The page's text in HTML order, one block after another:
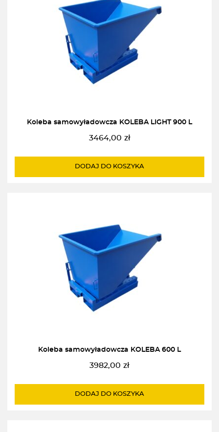
Koleba samowyładowcza KOLEBA LIGHT 900 L
3464,00 zł
DODAJ DO KOSZYKA
Koleba samowyładowcza KOLEBA 600 L
3982,00 zł
DODAJ DO KOSZYKA